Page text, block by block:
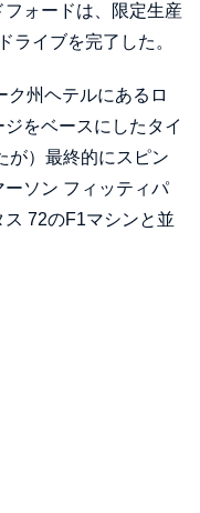
ォードは、限定生産
ライブを完了した。
ク州ヘテルにあるロ
をベースにしたタイ
が）最終的にスピン
ソン フィッティパ
72のF1マシンと並